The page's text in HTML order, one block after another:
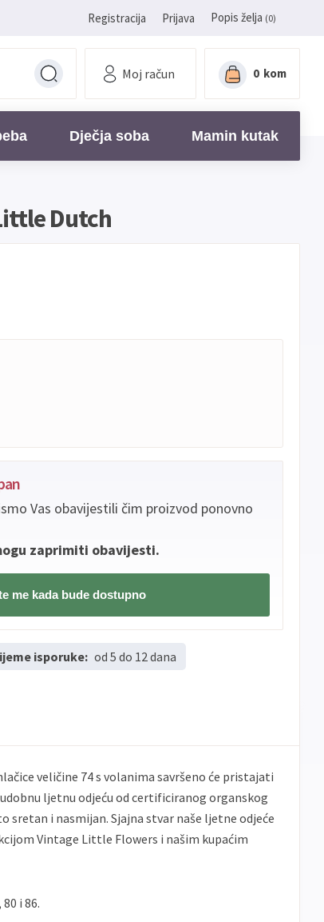
Registracija Prijava Popis želja (0)
Moj račun 0 kom
Dječja soba Mamin kutak
Dutch
Vas obavijestili čim proizvod ponovno
zaprimiti obavijesti.
me kada bude dostupno
isporuke: od 5 do 12 dana
veličine 74 s volanima savršeno će pristajati
ljetnu odjeću od certificiranog organskog
sretan i nasmijan. Sjajna stvar naše ljetne odjeće
Vintage Little Flowers i našim kupaćim
i 86.